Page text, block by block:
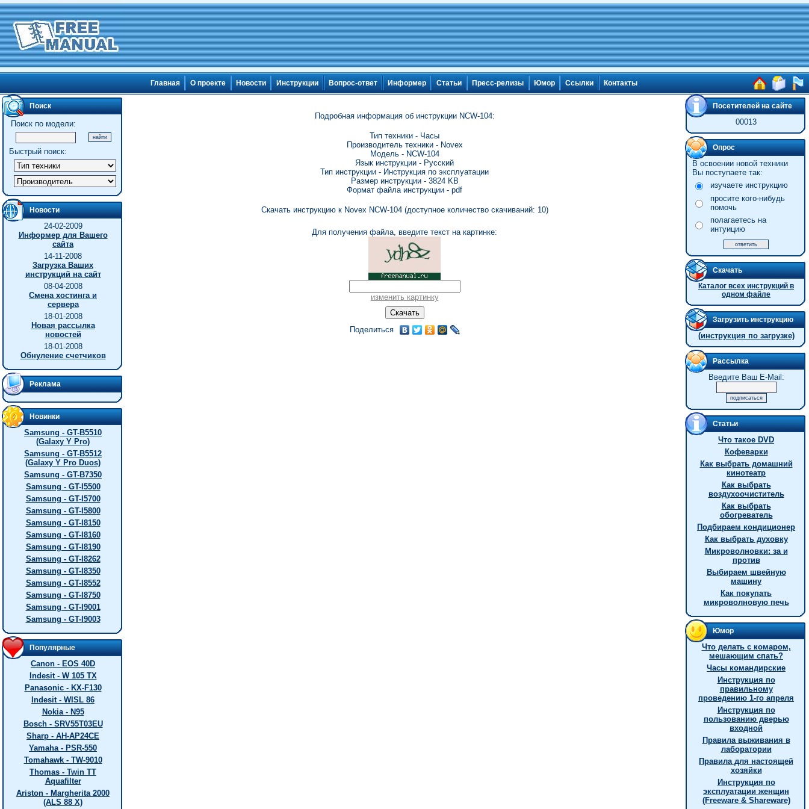
Главная О проекте Новости Инструкции Вопрос-ответ Информер Статьи Пресс-релизы Юмор Ссылки Контакты
Поиск
Поиск по модели:
Быстрый поиск:
Новости
24-02-2009
Информер для Вашего
сайта
14-11-2008
Загрузка Ваших
инструкций на сайт
08-04-2008
Смена хостинга и
сервера
18-01-2008
Новая рассылка
новостей
18-01-2008
Обнуление счетчиков
Реклама
Новинки
Samsung - GT-B5510
(Galaxy Y Pro)
Samsung - GT-B5512
(Galaxy Y Pro Duos)
Samsung - GT-B7350
Samsung - GT-I5500
Samsung - GT-I5700
Samsung - GT-I5800
Samsung - GT-I8150
Samsung - GT-I8160
Samsung - GT-I8190
Samsung - GT-I8262
Samsung - GT-I8350
Samsung - GT-I8552
Samsung - GT-I8750
Samsung - GT-I9001
Samsung - GT-I9003
Популярные
Canon - EOS 40D
Indesit - W 105 TX
Panasonic - KX-F130
Indesit - WISL 86
Nokia - N95
Bosch - SRV55T03EU
Sharp - AH-AP24CE
Yamaha - PSR-550
Tomahawk - TW-9010
Thomas - Twin TT
Aquafilter
Ariston - Margherita 2000
(ALS 88 X)
Подробная информация об инструкции NCW-104:
Тип техники - Часы
Производитель техники - Novex
Модель - NCW-104
Язык инструкции - Русский
Тип инструкции - Инструкция по эксплуатации
Размер инструкции - 3824 KB
Формат файла инструкции - pdf
Скачать инструкцию к Novex NCW-104 (доступное количество скачиваний: 10)
Для получения файла, введите текст на картинке:
изменить картинку
Поделиться
Посетителей на сайте
00013
Опрос
В освоении новой техники
Вы поступаете так:
изучаете инструкцию
просите кого-нибудь
помочь
полагаетесь на
интуицию
Скачать
Каталог всех инструкций в
одном файле
Загрузить инструкцию
(инструкция по загрузке)
Рассылка
Введите Ваш E-Mail:
Статьи
Что такое DVD
Кофеварки
Как выбрать домашний
кинотеатр
Как выбрать
воздухоочиститель
Как выбрать
обогреватель
Подбираем кондиционер
Как выбрать духовку
Микроволновки: за и
против
Выбираем швейную
машину
Как покупать
микроволновую печь
Юмор
Что делать с комаром,
мешающим спать?
Часы командирские
Инструкция по
правильному
проведению 1-го апреля
Инструкция по
пользованию дверью
входной
Правила выживания в
лаборатории
Правила для настоящей
хозяйки
Инструкция по
эксплуатации женщин
(Freeware & Shareware)